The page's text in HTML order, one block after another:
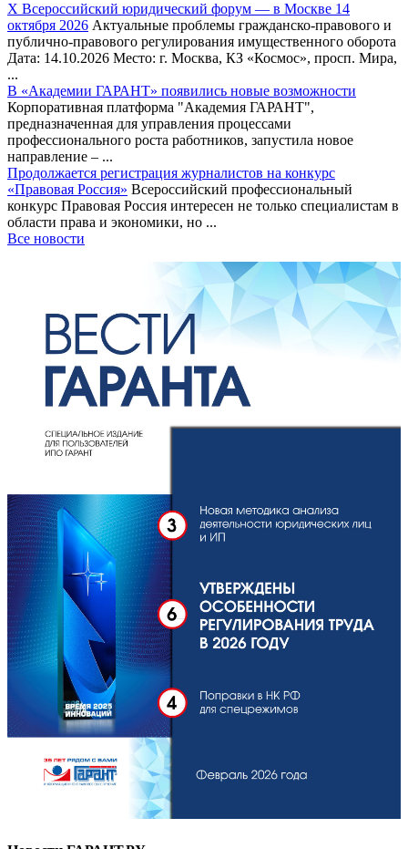
Х Всероссийский юридический форум — в Москве 14
октября 2026 Актуальные проблемы гражданско-правового и
публично-правового регулирования имущественного оборота
Дата: 14.10.2026 Место: г. Москва, КЗ «Космос», просп. Мира,
...
В «Академии ГАРАНТ» появились новые возможности
Корпоративная платформа "Академия ГАРАНТ",
предназначенная для управления процессами
профессионального роста работников, запустила новое
направление – ...
Продолжается регистрация журналистов на конкурс
«Правовая Россия» Всероссийский профессиональный
конкурс Правовая Россия интересен не только специалистам в
области права и экономики, но ...
Все новости